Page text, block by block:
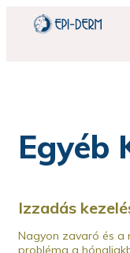
Egyéb
Izzadás
Nagyon zavaró és a
probléma a